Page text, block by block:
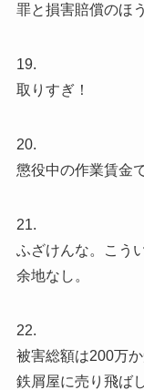
罪と損害賠償のほ
19.
取りすぎ！
20.
懲役中の作業賃金
21.
ふざけんな。こう
余地なし。
22.
被害総額は200万
鉄屑屋に売り飛ば